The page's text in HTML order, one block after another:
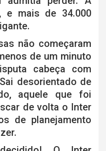
e mais de 34.000
não começaram
de um minuto
cabeça com
desorientado de
aquele que foi
de volta o Inter
de planejamento